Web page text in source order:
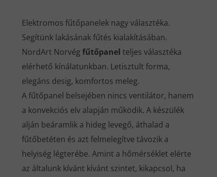
Elektromos fűtőpanelek nagy választéka.
Segítünk lakásának fűtés kialakításában.
NordArt Norvég fűtőpanel teljes választéka
elérhető kínálatunkban. Letisztult forma,
elegáns desig, komfortos meleg.
A fűtőpanel belsejében nincs ventilátor, hanem
a konvekciós elv alapján működik. A készülék
alján beáramlik a hideg levegő, áthalad a
fűtőbetéten és azt felmelegítve távozik a
helyiség légterébe. Amint a hőmérséklet elérte
az általunk kívánt kívánt szintet, kikapcsol, ha